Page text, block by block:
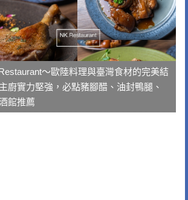
～歐陸料理與臺灣食材的完美結
廚實力堅強，必點豬腳醋、油封鴨腿、
館推薦